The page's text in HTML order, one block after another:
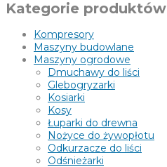
Kategorie produktów
Kompresory
Maszyny budowlane
Maszyny ogrodowe
Dmuchawy do liści
Glebogryzarki
Kosiarki
Kosy
Łuparki do drewna
Nożyce do żywopłotu
Odkurzacze do liści
Odśnieżarki